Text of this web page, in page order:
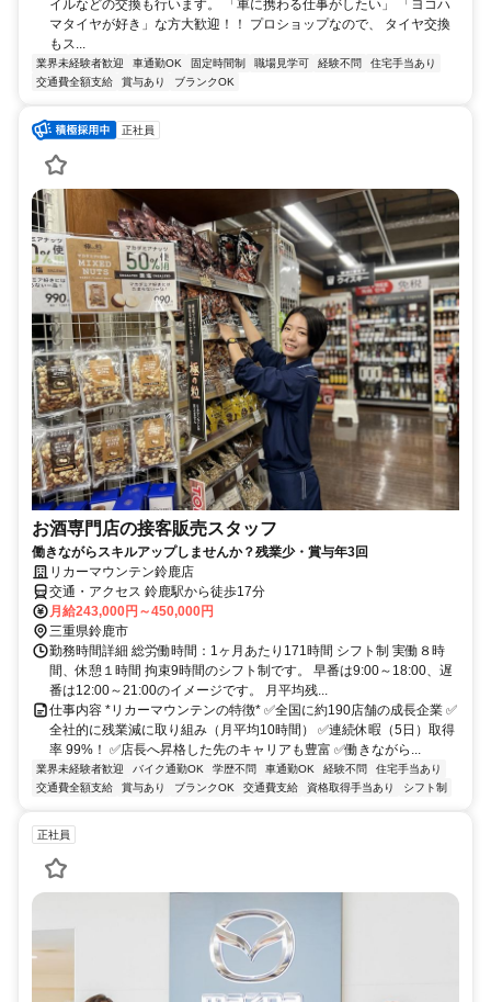
イルなどの交換も行います。 「車に携わる仕事がしたい」 「ヨコハ
マタイヤが好き」な方大歓迎！！ プロショップなので、 タイヤ交換
もス...
業界未経験者歓迎 車通勤OK 固定時間制 職場見学可 経験不問
住宅手当あり
交通費全額支給
賞与あり ブランクOK
正社員
お酒専門店の接客販売スタッフ
働きながらスキルアップしませんか？残業少・賞与年3回
リカーマウンテン鈴鹿店
交通・アクセス 鈴鹿駅から徒歩17分
月給243,000円～450,000円
三重県鈴鹿市
勤務時間詳細 総労働時間：1ヶ月あたり171時間 シフト制 実働８時
間、休憩１時間 拘束9時間のシフト制です。 早番は9:00～18:00、遅
番は12:00～21:00のイメージです。 月平均残...
仕事内容 *リカーマウンテンの特徴* ✅全国に約190店舗の成長企業 ✅
全社的に残業減に取り組み（月平均10時間） ✅連続休暇（5日）取得
率 99%！ ✅店長へ昇格した先のキャリアも豊富 ✅働きながら...
業界未経験者歓迎 バイク通勤OK 学歴不問 車通勤OK 経験不問
住宅手当あり
交通費全額支給
賞与あり ブランクOK 交通費支給 資格取得手当あり シフト制
正社員